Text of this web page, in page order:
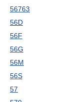
56763
56D
56F
56G
56M
56S
57